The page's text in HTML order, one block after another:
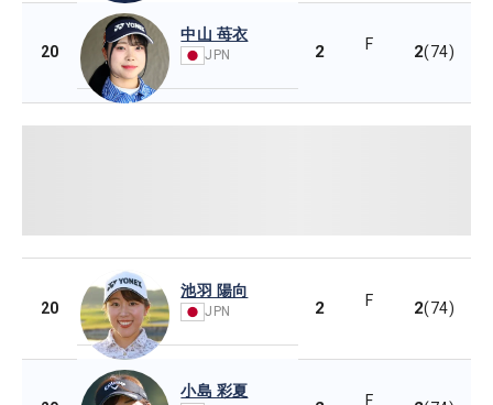
20
中山 苺衣
JPN 2 F 2(74)
20
池羽 陽向
JPN 2 F 2(74)
小島 彩夏
F